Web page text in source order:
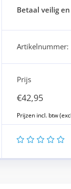
Betaal veilig
Artikelnummer:
Prijs
€42,95
5
4
3
2